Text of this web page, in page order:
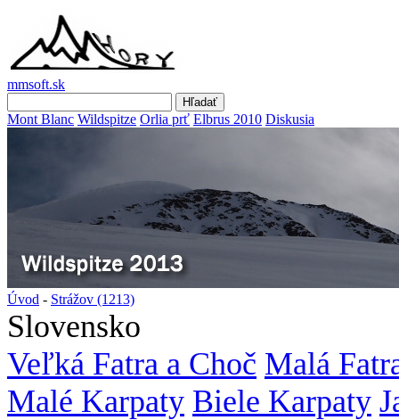
mmsoft.sk
Mont Blanc Wildspitze Orlia prť Elbrus 2010 Diskusia
Úvod - Strážov (1213)
Slovensko
Veľká Fatra a Choč Malá
Malé Karpaty Biele Karpaty